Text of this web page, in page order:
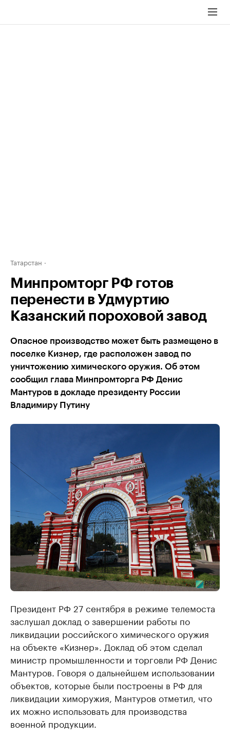
Татарстан
Минпромторг РФ готов
перенести в Удмуртию
Казанский пороховой завод
Опасное производство может быть размещено в
поселке Кизнер, где расположен завод по
уничтожению химического оружия. Об этом
сообщил глава Минпромторга РФ Денис
Мантуров в докладе президенту России
Владимиру Путину
Президент РФ 27 сентября в режиме телемоста
заслушал доклад о завершении работы по
ликвидации российского химического оружия
на объекте «Кизнер». Доклад об этом сделал
министр промышленности и торговли РФ Денис
Мантуров. Говоря о дальнейшем использовании
объектов, которые были построены в РФ для
ликвидации химоружия, Мантуров отметил, что
их можно использовать для производства
военной продукции.